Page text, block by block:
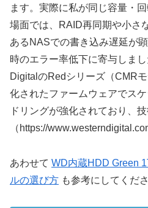
ます。実際に私が同じ容量・
場面では、RAID再同期や小さ
あるNASでの書き込み遅延が
時のエラー率低下に寄与しま
DigitalのRedシリーズ（CMR
化されたファームウェアでス
ドリングが強化されており、
（https://
あわせて WD内蔵HDD Green
ルの選び方 も参考にしてくださ